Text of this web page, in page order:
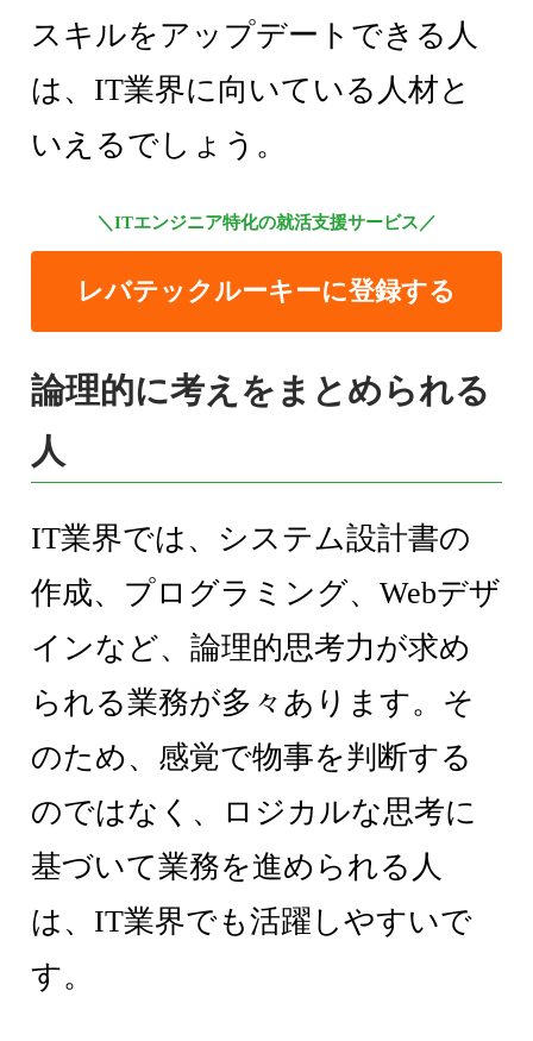
スキルをアップデートできる人
は、IT業界に向いている人材と
いえるでしょう。
＼ITエンジニア特化の就活支援サービス／
レバテックルーキーに登録する
論理的に考えをまとめられる
人
IT業界では、システム設計書の
作成、プログラミング、Webデザ
インなど、論理的思考力が求め
られる業務が多々あります。そ
のため、感覚で物事を判断する
のではなく、ロジカルな思考に
基づいて業務を進められる人
は、IT業界でも活躍しやすいで
す。